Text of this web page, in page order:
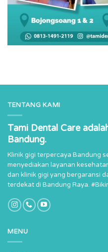
TENTANG KAMI
Tami Dental Care
Bandung.
Klinik gigi terpercaya Bandung
menyediakan layanan
dan klinik gigi yang bergaransi
terdekat di Bandung Raya.
MENU